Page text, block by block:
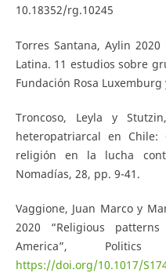
10.18352/rg.10245
Torres Santana, Aylin
Latina. 11 estudios sobre
Fundación Rosa Luxemburg
Troncoso, Leyla y
heteropatriarcal en
religión en la lucha
Nomadías, 28, pp. 9-41.
Vaggione, Juan Marco y
2020 “Religious
America”,
https://doi.org/10.1017/